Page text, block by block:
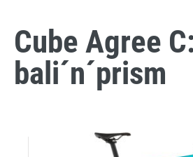
Cube Agree
bali´n´prism
Bildergalerie überspringen